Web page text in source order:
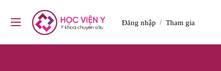
Đăng nhập / Tham gia